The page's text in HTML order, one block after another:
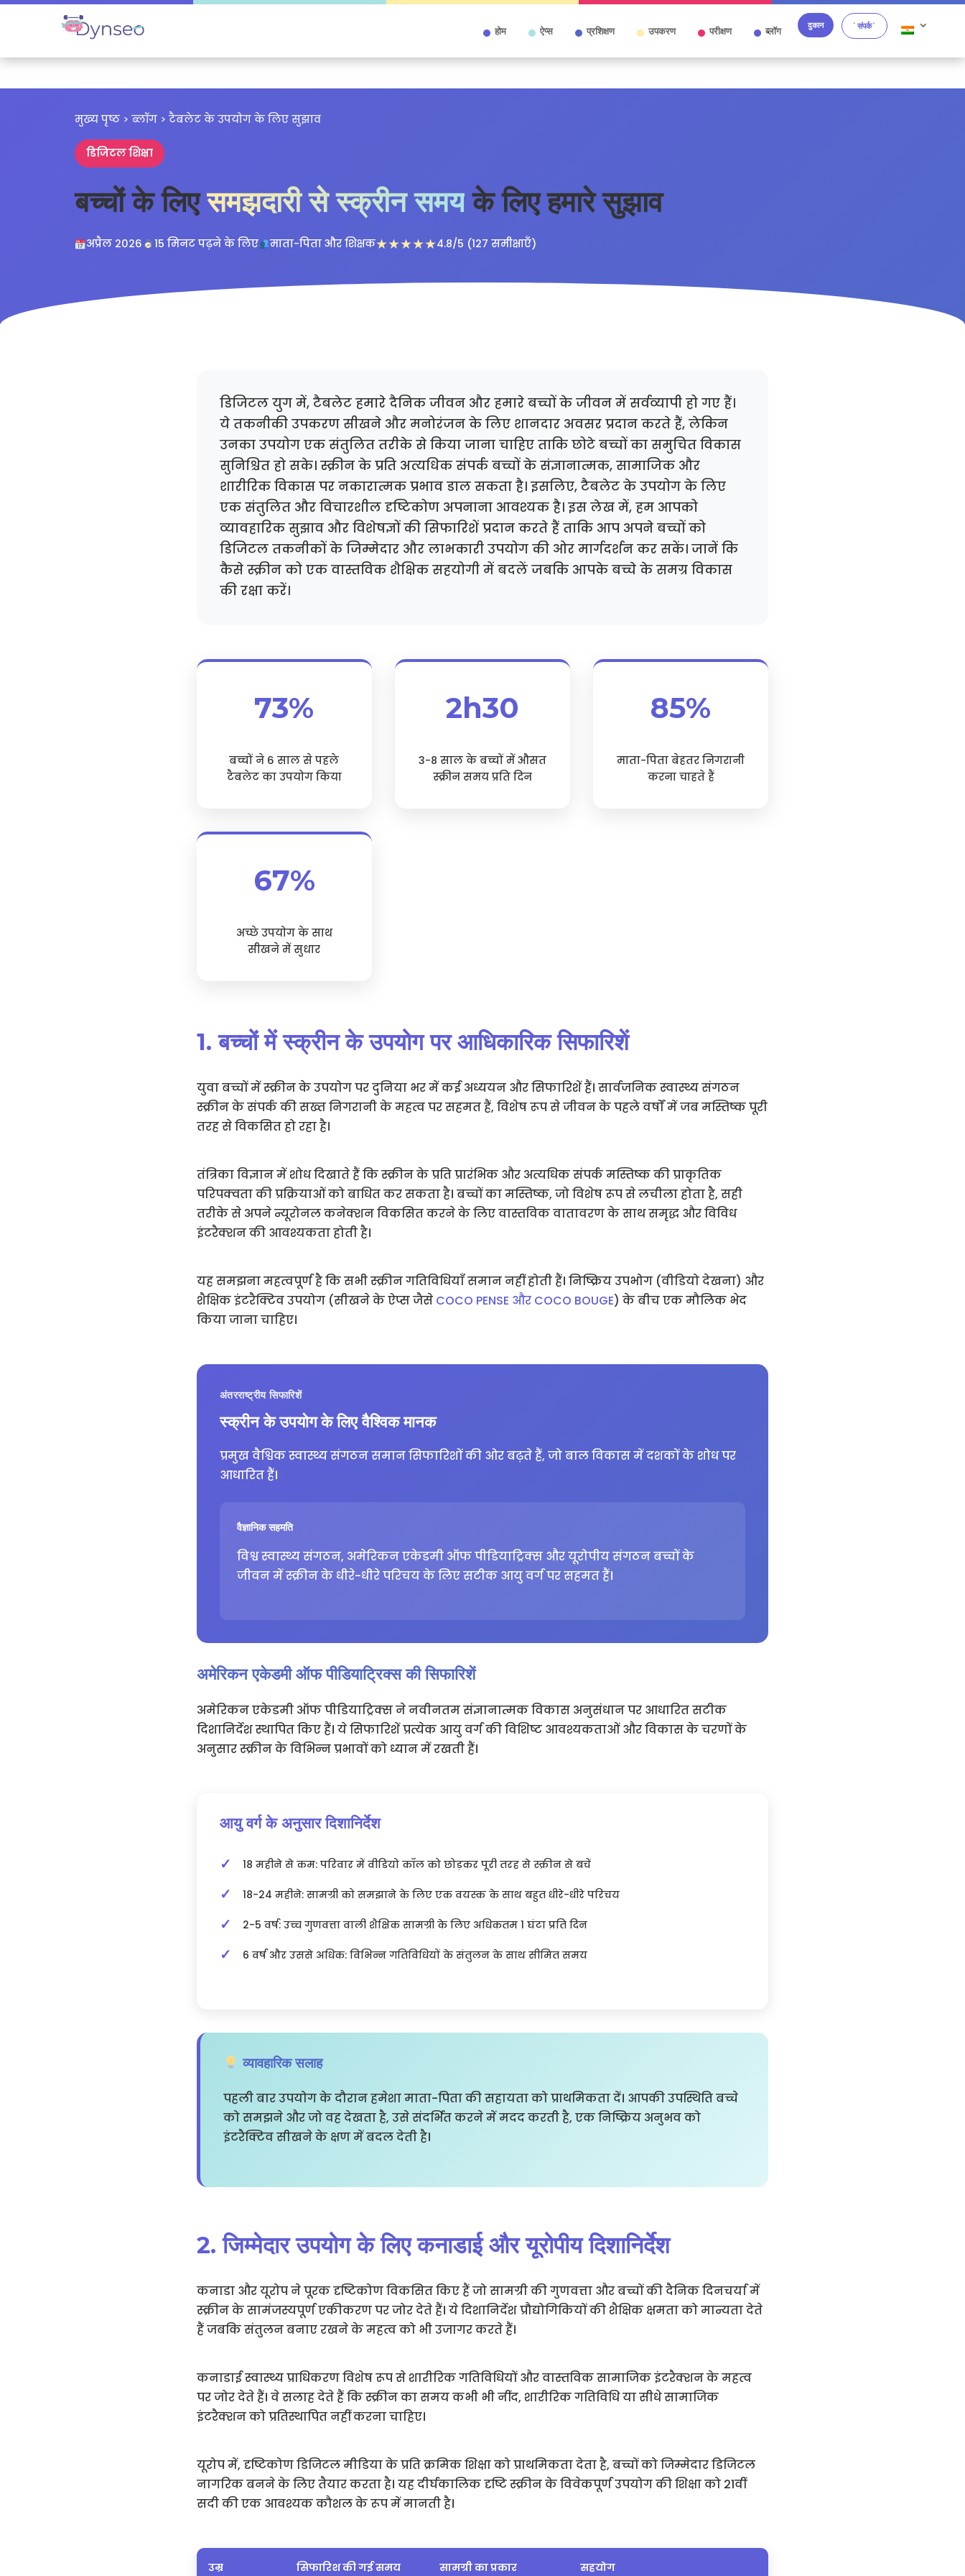
होम ऐप्स प्रशिक्षण उपकरण परीक्षण ब्लॉग दुकान `संपर्क`
मुख्य पृष्ठ > ब्लॉग > टैबलेट के उपयोग के लिए सुझाव
डिजिटल शिक्षा
बच्चों के लिएसमझदारी से स्क्रीन समय के लिए हमारे सुझाव
अप्रैल 2026 15 मिनट पढ़ने के लिए माता-पिता और शिक्षक★★★★★4.8/5 (127 समीक्षाएँ)
डिजिटल युग में, टैबलेट हमारे दैनिक जीवन और हमारे बच्चों के जीवन में सर्वव्यापी हो गए हैं।
ये तकनीकी उपकरण सीखने और मनोरंजन के लिए शानदार अवसर प्रदान करते हैं, लेकिन
उनका उपयोग एक संतुलित तरीके से किया जाना चाहिए ताकि छोटे बच्चों का समुचित विकास
सुनिश्चित हो सके। स्क्रीन के प्रति अत्यधिक संपर्क बच्चों के संज्ञानात्मक, सामाजिक और
शारीरिक विकास पर नकारात्मक प्रभाव डाल सकता है। इसलिए, टैबलेट के उपयोग के लिए
एक संतुलित और विचारशील दृष्टिकोण अपनाना आवश्यक है। इस लेख में, हम आपको
व्यावहारिक सुझाव और विशेषज्ञों की सिफारिशें प्रदान करते हैं ताकि आप अपने बच्चों को
डिजिटल तकनीकों के जिम्मेदार और लाभकारी उपयोग की ओर मार्गदर्शन कर सकें। जानें कि
कैसे स्क्रीन को एक वास्तविक शैक्षिक सहयोगी में बदलें जबकि आपके बच्चे के समग्र विकास
की रक्षा करें।
73%
बच्चों ने 6 साल से पहले
टैबलेट का उपयोग किया
2h30
3-8 साल के बच्चों में औसत
स्क्रीन समय प्रति दिन
85%
माता-पिता बेहतर निगरानी
करना चाहते हैं
67%
अच्छे उपयोग के साथ
सीखने में सुधार
1. बच्चों में स्क्रीन के उपयोग पर आधिकारिक सिफारिशें
युवा बच्चों में स्क्रीन के उपयोग पर दुनिया भर में कई अध्ययन और सिफारिशें हैं। सार्वजनिक स्वास्थ्य संगठन
स्क्रीन के संपर्क की सख्त निगरानी के महत्व पर सहमत हैं, विशेष रूप से जीवन के पहले वर्षों में जब मस्तिष्क पूरी
तरह से विकसित हो रहा है।
तंत्रिका विज्ञान में शोध दिखाते हैं कि स्क्रीन के प्रति प्रारंभिक और अत्यधिक संपर्क मस्तिष्क की प्राकृतिक
परिपक्वता की प्रक्रियाओं को बाधित कर सकता है। बच्चों का मस्तिष्क, जो विशेष रूप से लचीला होता है, सही
तरीके से अपने न्यूरोनल कनेक्शन विकसित करने के लिए वास्तविक वातावरण के साथ समृद्ध और विविध
इंटरैक्शन की आवश्यकता होती है।
यह समझना महत्वपूर्ण है कि सभी स्क्रीन गतिविधियाँ समान नहीं होती हैं। निष्क्रिय उपभोग (वीडियो देखना) और
शैक्षिक इंटरैक्टिव उपयोग (सीखने के ऐप्स जैसे COCO PENSE और COCO BOUGE) के बीच एक मौलिक भेद
किया जाना चाहिए।
अंतरराष्ट्रीय सिफारिशें
स्क्रीन के उपयोग के लिए वैश्विक मानक
प्रमुख वैश्विक स्वास्थ्य संगठन समान सिफारिशों की ओर बढ़ते हैं, जो बाल विकास में दशकों के शोध पर
आधारित हैं।
वैज्ञानिक सहमति
विश्व स्वास्थ्य संगठन, अमेरिकन एकेडमी ऑफ पीडियाट्रिक्स और यूरोपीय संगठन बच्चों के
जीवन में स्क्रीन के धीरे-धीरे परिचय के लिए सटीक आयु वर्ग पर सहमत हैं।
अमेरिकन एकेडमी ऑफ पीडियाट्रिक्स की सिफारिशें
अमेरिकन एकेडमी ऑफ पीडियाट्रिक्स ने नवीनतम संज्ञानात्मक विकास अनुसंधान पर आधारित सटीक
दिशानिर्देश स्थापित किए हैं। ये सिफारिशें प्रत्येक आयु वर्ग की विशिष्ट आवश्यकताओं और विकास के चरणों के
अनुसार स्क्रीन के विभिन्न प्रभावों को ध्यान में रखती हैं।
आयु वर्ग के अनुसार दिशानिर्देश
18 महीने से कम: परिवार में वीडियो कॉल को छोड़कर पूरी तरह से स्क्रीन से बचें
18-24 महीने: सामग्री को समझाने के लिए एक वयस्क के साथ बहुत धीरे-धीरे परिचय
2-5 वर्ष: उच्च गुणवत्ता वाली शैक्षिक सामग्री के लिए अधिकतम 1 घंटा प्रति दिन
6 वर्ष और उससे अधिक: विभिन्न गतिविधियों के संतुलन के साथ सीमित समय
व्यावहारिक सलाह
पहली बार उपयोग के दौरान हमेशा माता-पिता की सहायता को प्राथमिकता दें। आपकी उपस्थिति बच्चे
को समझने और जो वह देखता है, उसे संदर्भित करने में मदद करती है, एक निष्क्रिय अनुभव को
इंटरैक्टिव सीखने के क्षण में बदल देती है।
2. जिम्मेदार उपयोग के लिए कनाडाई और यूरोपीय दिशानिर्देश
कनाडा और यूरोप ने पूरक दृष्टिकोण विकसित किए हैं जो सामग्री की गुणवत्ता और बच्चों की दैनिक दिनचर्या में
स्क्रीन के सामंजस्यपूर्ण एकीकरण पर जोर देते हैं। ये दिशानिर्देश प्रौद्योगिकियों की शैक्षिक क्षमता को मान्यता देते
हैं जबकि संतुलन बनाए रखने के महत्व को भी उजागर करते हैं।
कनाडाई स्वास्थ्य प्राधिकरण विशेष रूप से शारीरिक गतिविधियों और वास्तविक सामाजिक इंटरैक्शन के महत्व
पर जोर देते हैं। वे सलाह देते हैं कि स्क्रीन का समय कभी भी नींद, शारीरिक गतिविधि या सीधे सामाजिक
इंटरैक्शन को प्रतिस्थापित नहीं करना चाहिए।
यूरोप में, दृष्टिकोण डिजिटल मीडिया के प्रति क्रमिक शिक्षा को प्राथमिकता देता है, बच्चों को जिम्मेदार डिजिटल
नागरिक बनने के लिए तैयार करता है। यह दीर्घकालिक दृष्टि स्क्रीन के विवेकपूर्ण उपयोग की शिक्षा को 21वीं
सदी की एक आवश्यक कौशल के रूप में मानती है।
उम्र सिफारिश की गई समय सामग्री का प्रकार सहयोग